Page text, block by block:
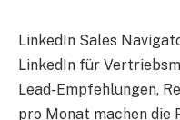
LinkedIn Sales
LinkedIn für
Lead-Empfehlungen,
pro Monat machen